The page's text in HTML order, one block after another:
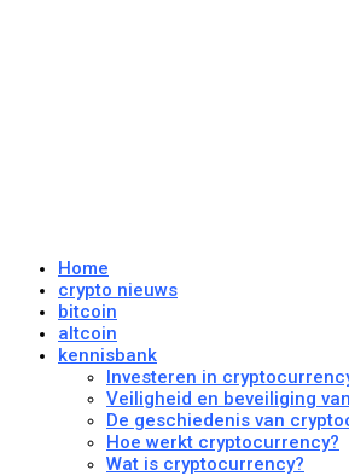
Home
crypto nieuws
bitcoin
altcoin
kennisbank
Investeren in
Veiligheid en beveiliging
De geschiedenis van
Hoe werkt cryptocurrency?
Wat is cryptocurrency?